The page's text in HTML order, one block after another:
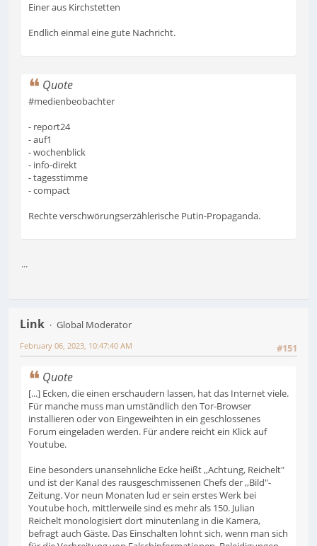
Einer aus Kirchstetten
Endlich einmal eine gute Nachricht.
Quote
#medienbeobachter
- report24
- auf1
- wochenblick
- info-direkt
- tagesstimme
- compact
Rechte verschwörungserzählerische Putin-Propaganda.
...
Link
Global Moderator
#151
February 06, 2023, 10:47:40 AM
Quote
[...] Ecken, die einen erschaudern lassen, hat das Internet viele.
Für manche muss man umständlich den Tor-Browser
installieren oder von Eingeweihten in ein geschlossenes
Forum eingeladen werden. Für andere reicht ein Klick auf
Youtube.
Eine besonders unansehnliche Ecke heißt ,,Achtung, Reichelt"
und ist der Kanal des rausgeschmissenen Chefs der ,,Bild"-
Zeitung. Vor neun Monaten lud er sein erstes Werk bei
Youtube hoch, mittlerweile sind es mehr als 150. Julian
Reichelt monologisiert dort minutenlang in die Kamera,
befragt auch Gäste. Das Einschalten lohnt sich, wenn man sich